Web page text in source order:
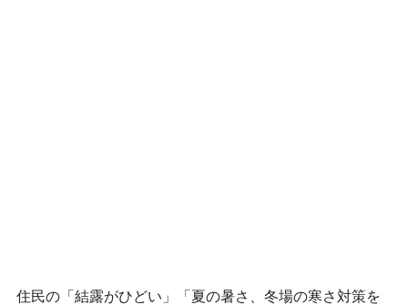
住民の「結露がひどい」「夏の暑さ、冬場の寒さ対策を